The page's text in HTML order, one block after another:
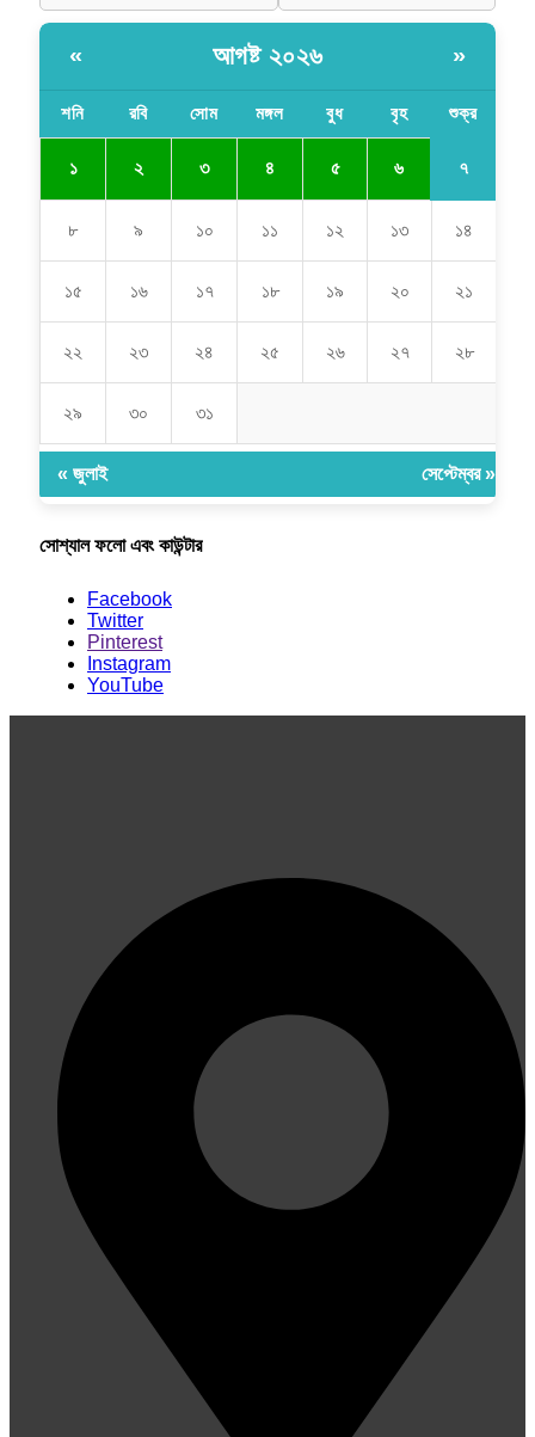
« আগষ্ট ২০২৬ »
শনি রবি সোম মঙ্গল বুধ বৃহ শুক্র
১ ২ ৩ ৪ ৫ ৬ ৭
৮ ৯ ১০ ১১ ১২ ১৩ ১৪
১৫ ১৬ ১৭ ১৮ ১৯ ২০ ২১
২২ ২৩ ২৪ ২৫ ২৬ ২৭ ২৮
২৯ ৩০ ৩১
« জুলাই সেপ্টেম্বর »
সোশ্যাল ফলো এবং কাউন্টার
Facebook
Twitter
Pinterest
Instagram
YouTube